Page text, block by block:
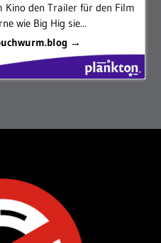
Kino den Trailer für den Film
wie Big Hig sie...
→